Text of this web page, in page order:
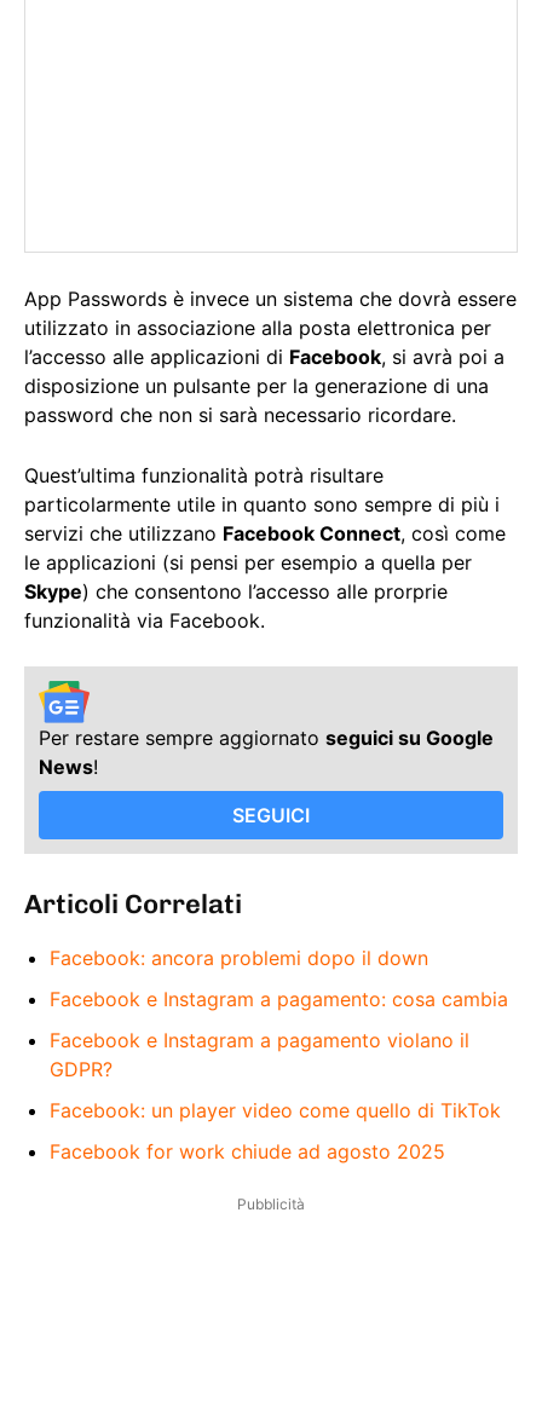
App Passwords è invece un sistema che dovrà essere
utilizzato in associazione alla posta elettronica per
l’accesso alle applicazioni di Facebook, si avrà poi a
disposizione un pulsante per la generazione di una
password che non si sarà necessario ricordare.
Quest’ultima funzionalità potrà risultare
particolarmente utile in quanto sono sempre di più i
servizi che utilizzano Facebook Connect, così come
le applicazioni (si pensi per esempio a quella per
Skype) che consentono l’accesso alle prorprie
funzionalità via Facebook.
Per restare sempre aggiornato seguici su Google
News!
SEGUICI
Articoli Correlati
Facebook: ancora problemi dopo il down
Facebook e Instagram a pagamento: cosa cambia
Facebook e Instagram a pagamento violano il
GDPR?
Facebook: un player video come quello di TikTok
Facebook for work chiude ad agosto 2025
Pubblicità